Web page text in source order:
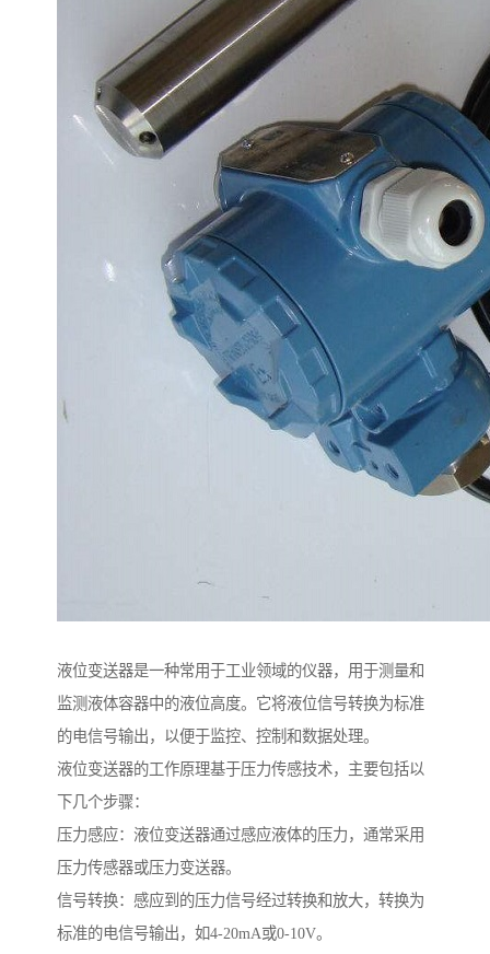
液位变送器是一种常用于工业领域的仪器，用于测量和
监测液体容器中的液位高度。它将液位信号转换为标准
的电信号输出，以便于监控、控制和数据处理。
液位变送器的工作原理基于压力传感技术，主要包括以
下几个步骤：
压力感应：液位变送器通过感应液体的压力，通常采用
压力传感器或压力变送器。
信号转换：感应到的压力信号经过转换和放大，转换为
标准的电信号输出，如4-20mA或0-10V。